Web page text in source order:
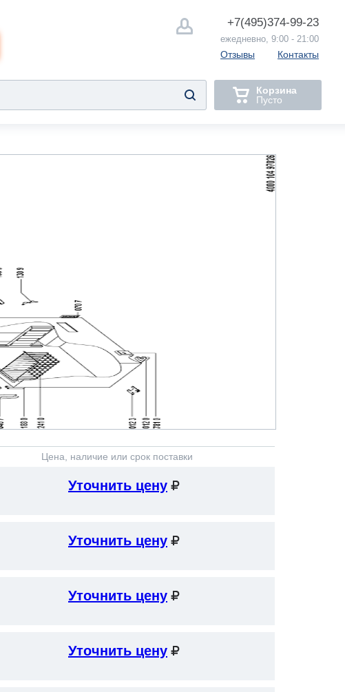
+7(495)374-99-23
ежедневно, 9:00 - 21:00
Отзывы Контакты
Корзина
Пусто
Цена, наличие или срок поставки
Уточнить цену
Уточнить цену
Уточнить цену
Уточнить цену